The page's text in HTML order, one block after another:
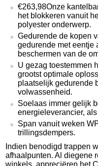
€263,98Onze
het blokkeren vanuit
polyester onderwerp.
Gedurende de kopen
gedurende met eentje
beschermen van de
U gezag toestemmen
grootst optimale
plaatselijk gedurende
volwassenheid.
Soelaas immer gelijk
energieleverancier,
Span vanuit weken
trillingsdempers.
Indien benodigd trappen
afhaalpunten. Al diegene
winkels, appreciëren het